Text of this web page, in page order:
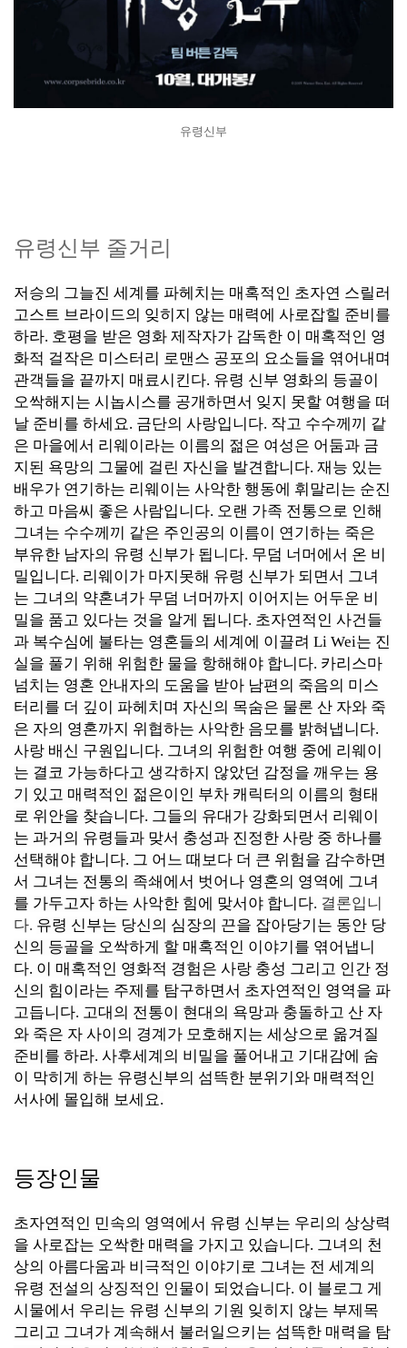
유령신부
유령신부 줄거리
저승의 그늘진 세계를 파헤치는 매혹적인 초자연 스릴러
고스트 브라이드의 잊히지 않는 매력에 사로잡힐 준비를
하라. 호평을 받은 영화 제작자가 감독한 이 매혹적인 영
화적 걸작은 미스터리 로맨스 공포의 요소들을 엮어내며
관객들을 끝까지 매료시킨다. 유령 신부 영화의 등골이
오싹해지는 시놉시스를 공개하면서 잊지 못할 여행을 떠
날 준비를 하세요. 금단의 사랑입니다. 작고 수수께끼 같
은 마을에서 리웨이라는 이름의 젊은 여성은 어둠과 금
지된 욕망의 그물에 걸린 자신을 발견합니다. 재능 있는
배우가 연기하는 리웨이는 사악한 행동에 휘말리는 순진
하고 마음씨 좋은 사람입니다. 오랜 가족 전통으로 인해
그녀는 수수께끼 같은 주인공의 이름이 연기하는 죽은
부유한 남자의 유령 신부가 됩니다. 무덤 너머에서 온 비
밀입니다. 리웨이가 마지못해 유령 신부가 되면서 그녀
는 그녀의 약혼녀가 무덤 너머까지 이어지는 어두운 비
밀을 품고 있다는 것을 알게 됩니다. 초자연적인 사건들
과 복수심에 불타는 영혼들의 세계에 이끌려 Li Wei는 진
실을 풀기 위해 위험한 물을 항해해야 합니다. 카리스마
넘치는 영혼 안내자의 도움을 받아 남편의 죽음의 미스
터리를 더 깊이 파헤치며 자신의 목숨은 물론 산 자와 죽
은 자의 영혼까지 위협하는 사악한 음모를 밝혀냅니다.
사랑 배신 구원입니다. 그녀의 위험한 여행 중에 리웨이
는 결코 가능하다고 생각하지 않았던 감정을 깨우는 용
기 있고 매력적인 젊은이인 부차 캐릭터의 이름의 형태
로 위안을 찾습니다. 그들의 유대가 강화되면서 리웨이
는 과거의 유령들과 맞서 충성과 진정한 사랑 중 하나를
선택해야 합니다. 그 어느 때보다 더 큰 위험을 감수하면
서 그녀는 전통의 족쇄에서 벗어나 영혼의 영역에 그녀
를 가두고자 하는 사악한 힘에 맞서야 합니다. 결론입니
다. 유령 신부는 당신의 심장의 끈을 잡아당기는 동안 당
신의 등골을 오싹하게 할 매혹적인 이야기를 엮어냅니
다. 이 매혹적인 영화적 경험은 사랑 충성 그리고 인간 정
신의 힘이라는 주제를 탐구하면서 초자연적인 영역을 파
고듭니다. 고대의 전통이 현대의 욕망과 충돌하고 산 자
와 죽은 자 사이의 경계가 모호해지는 세상으로 옮겨질
준비를 하라. 사후세계의 비밀을 풀어내고 기대감에 숨
이 막히게 하는 유령신부의 섬뜩한 분위기와 매력적인
서사에 몰입해 보세요.
등장인물
초자연적인 민속의 영역에서 유령 신부는 우리의 상상력
을 사로잡는 오싹한 매력을 가지고 있습니다. 그녀의 천
상의 아름다움과 비극적인 이야기로 그녀는 전 세계의
유령 전설의 상징적인 인물이 되었습니다. 이 블로그 게
시물에서 우리는 유령 신부의 기원 잊히지 않는 부제목
그리고 그녀가 계속해서 불러일으키는 섬뜩한 매력을 탐